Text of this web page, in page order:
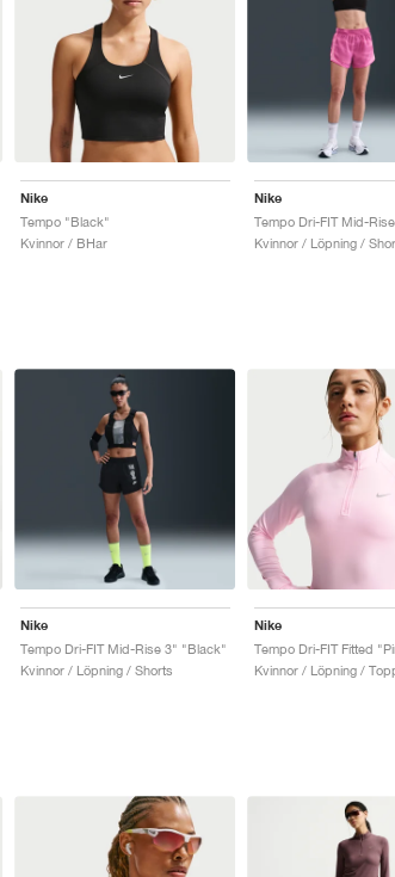
Nike
Tempo "Black"
Kvinnor / BHar
Nike
Kvinnor / Löpning /
Nike
Tempo Dri-FIT Mid-Rise 3" "Black"
Kvinnor / Löpning / Shorts
Nike
Tempo Dri-FIT Fitted
Kvinnor / Löpning /